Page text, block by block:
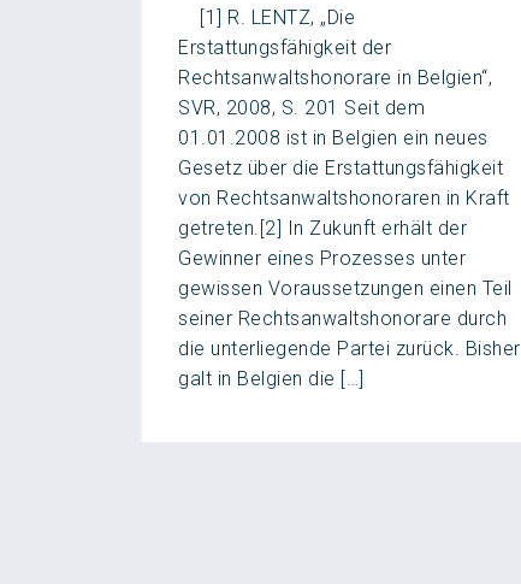
[1] R. LENTZ, „Die
Erstattungsfähigkeit der
Rechtsanwaltshonorare in Belgien“,
SVR, 2008, S. 201 Seit dem
01.01.2008 ist in Belgien ein neues
Gesetz über die Erstattungsfähigkeit
von Rechtsanwaltshonoraren in Kraft
getreten.[2] In Zukunft erhält der
Gewinner eines Prozesses unter
gewissen Voraussetzungen einen Teil
seiner Rechtsanwaltshonorare durch
die unterliegende Partei zurück. Bisher
galt in Belgien die […]